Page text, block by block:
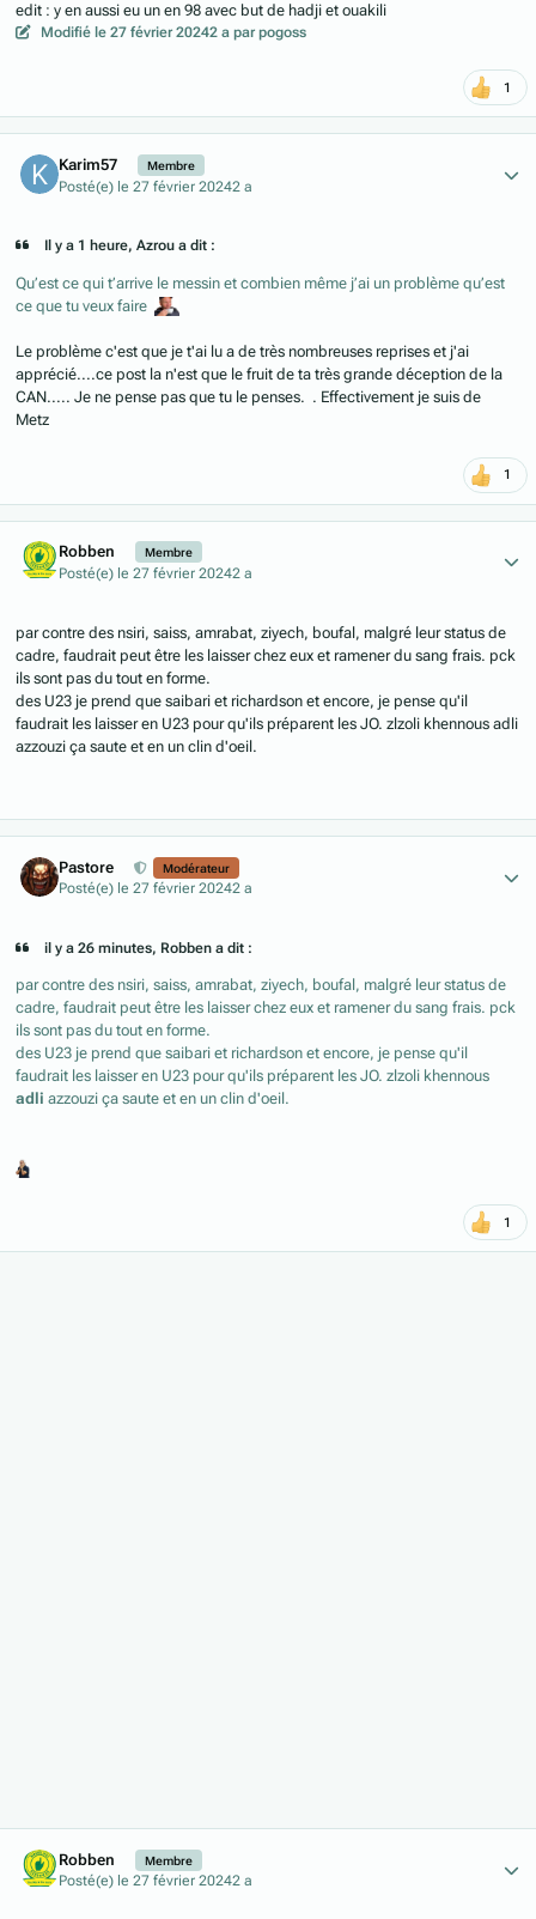
edit : y en aussi eu un en 98 avec but de hadji et ouakili
Modifié le 27 février 20242 a par pogoss
1
Karim57 Membre
Posté(e) le 27 février 20242 a
Il y a 1 heure, Azrou a dit :
Qu’est ce qui t’arrive le messin et combien même j’ai un problème qu’est
ce que tu veux faire
Le problème c'est que je t'ai lu a de très nombreuses reprises et j'ai
apprécié....ce post la n'est que le fruit de ta très grande déception de la
CAN..... Je ne pense pas que tu le penses. . Effectivement je suis de
Metz
1
Robben Membre
Posté(e) le 27 février 20242 a
par contre des nsiri, saiss, amrabat, ziyech, boufal, malgré leur status de
cadre, faudrait peut être les laisser chez eux et ramener du sang frais. pck
ils sont pas du tout en forme.
des U23 je prend que saibari et richardson et encore, je pense qu'il
faudrait les laisser en U23 pour qu'ils préparent les JO. zlzoli khennous adli
azzouzi ça saute et en un clin d'oeil.
Pastore Modérateur
Posté(e) le 27 février 20242 a
il y a 26 minutes, Robben a dit :
par contre des nsiri, saiss, amrabat, ziyech, boufal, malgré leur status de
cadre, faudrait peut être les laisser chez eux et ramener du sang frais. pck
ils sont pas du tout en forme.
des U23 je prend que saibari et richardson et encore, je pense qu'il
faudrait les laisser en U23 pour qu'ils préparent les JO. zlzoli khennous
adli azzouzi ça saute et en un clin d'oeil.
1
Robben Membre
Posté(e) le 27 février 20242 a